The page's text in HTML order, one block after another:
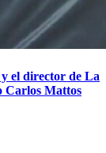
el director de La
Carlos Mattos